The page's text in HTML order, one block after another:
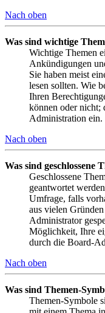
Nach oben
Was sind wichtige
Wichtige Themen
Ankündigungen
Sie haben meist
lesen sollten. Wie
Ihren
können oder nicht;
Administration ein.
Nach oben
Was sind geschlossene
Geschlossene
geantwortet
Umfrage, falls
aus vielen
Administrator
Möglichkeit, Ihre
durch die Board-
Nach oben
Was sind Themen-
Themen-Symbole